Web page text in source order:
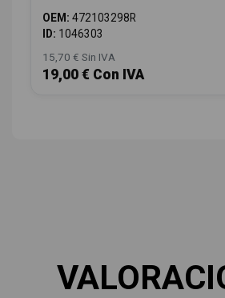
OEM: 472103298R
ID: 1046303
15,70 € Sin IVA
19,00 € Con IVA